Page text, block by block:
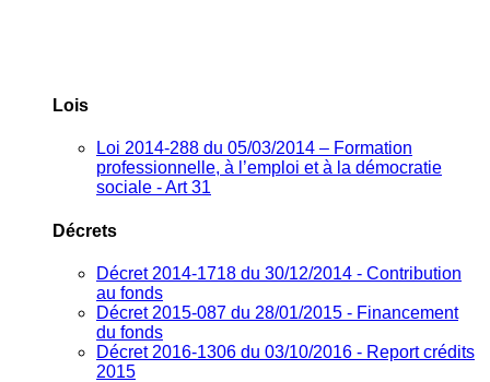
Lois
Loi 2014-288 du 05/03/2014 – Formation
professionnelle, à l’emploi et à la démocratie
sociale - Art 31
Décrets
Décret 2014-1718 du 30/12/2014 - Contribution
au fonds
Décret 2015-087 du 28/01/2015 - Financement
du fonds
Décret 2016-1306 du 03/10/2016 - Report crédits
2015